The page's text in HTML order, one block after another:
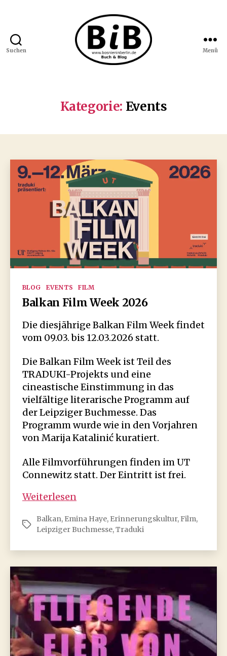
Suchen Menü
Kategorie: Events
Kategorien
BLOG EVENTS FILM
Balkan Film Week 2026
Die diesjährige Balkan Film Week findet
vom 09.03. bis 12.03.2026 statt.
Die Balkan Film Week ist Teil des
TRADUKI-Projekts und eine
cineastische Einstimmung in das
vielfältige literarische Programm auf
der Leipziger Buchmesse. Das
Programm wurde wie in den Vorjahren
von Marija Katalinić kuratiert.
Alle Filmvorführungen finden im UT
Connewitz statt. Der Eintritt ist frei.
Weiterlesen
Week
2026
Schlagwörter
Balkan, Emina Haye, Erinnerungskultur, Film,
Leipziger Buchmesse,Traduki